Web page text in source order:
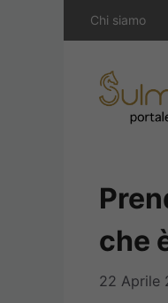
Chi siamo
che
22 Aprile